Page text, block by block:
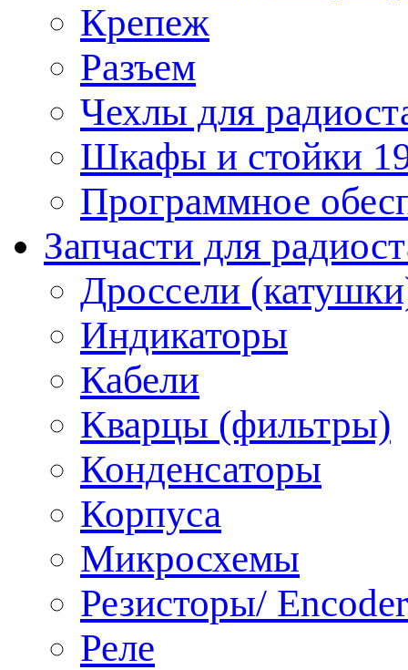
Крепеж
Разъем
Чехлы для
Шкафы и стойки
Программное
Запчасти для
Дроссели
Индикаторы
Кабели
Кварцы (фильтры)
Конденсаторы
Корпуса
Микросхемы
Резисторы/ Encoder
Реле